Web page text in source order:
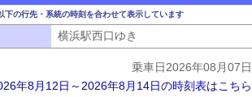
下の行先・系統の時刻を合わせて表示しています
横浜駅西口ゆき
乗車日2026年08月07日
年8月12日～2026年8月14日の時刻表はこちら